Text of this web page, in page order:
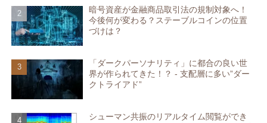
暗号資産が金融商品取引法の規制対象へ！
今後何が変わる？ステーブルコインの位置
づけは？
「ダークパーソナリティ」に都合の良い世
界が作られてきた！？ - 支配層に多い”ダー
クトライアド”
シューマン共振のリアルタイム閲覧ができ